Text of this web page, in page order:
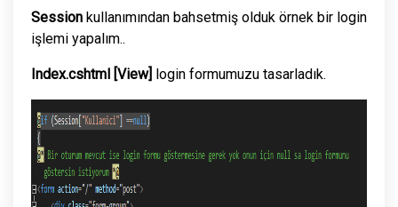
Session kullanımından bahsetmiş olduk örnek bir login
işlemi yapalım..
Index.cshtml [View] login formumuzu tasarladık.